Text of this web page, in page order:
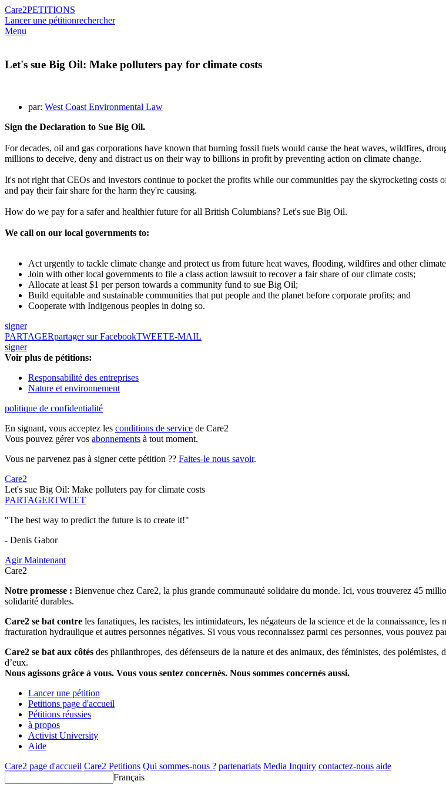
Care2PETITIONS
Lancer une pétitionrechercher
Menu
Let's sue Big Oil: Make polluters pay for climate costs
par: West Coast Environmental Law
Sign the Declaration to Sue Big Oil.
For decades, oil and gas corporations have known that burning fossil fuels would cause the heat waves, wildfires,
millions to deceive, deny and distract us on their way to billions in profit by preventing action on climate change.
It's not right that CEOs and investors continue to pocket the profits while our communities pay the skyrocketing costs
and pay their fair share for the harm they're causing.
How do we pay for a safer and healthier future for all British Columbians? Let's sue Big Oil.
We call on our local governments to:
Act urgently to tackle climate change and protect us from future heat waves, flooding, wildfires and other
Join with other local governments to file a class action lawsuit to recover a fair share of our climate costs;
Allocate at least $1 per person towards a community fund to sue Big Oil;
Build equitable and sustainable communities that put people and the planet before corporate profits; and
Cooperate with Indigenous peoples in doing so.
signer
PARTAGERpartager sur FacebookTWEETE-MAIL
signer
Voir plus de pétitions:
Responsabilité des entreprises
Nature et environnement
politique de confidentialité
En signant, vous acceptez les conditions de service de Care2
Vous pouvez gérer vos abonnements à tout moment.
Vous ne parvenez pas à signer cette pétition ?? Faites-le nous savoir.
Care2
Let's sue Big Oil: Make polluters pay for climate costs
PARTAGERTWEET
"The best way to predict the future is to create it!"
- Denis Gabor
Agir Maintenant
Care2
Notre promesse : Bienvenue chez Care2, la plus grande communauté solidaire du monde. Ici, vous trouverez 45
solidarité durables.
Care2 se bat contre les fanatiques, les racistes, les intimidateurs, les négateurs de la science et de la connaissance,
fracturation hydraulique et autres personnes négatives. Si vous vous reconnaissez parmi ces personnes, vous pouvez
Care2 se bat aux côtés des philanthropes, des défenseurs de la nature et des animaux, des féministes, des
d’eux.
Nous agissons grâce à vous. Vous vous sentez concernés. Nous sommes concernés aussi.
Lancer une pétition
Petitions page d'accueil
Pétitions réussies
à propos
Activist University
Aide
Care2 page d'accueil Care2 Petitions Qui sommes-nous ? partenariats Media Inquiry contactez-nous aide
Français